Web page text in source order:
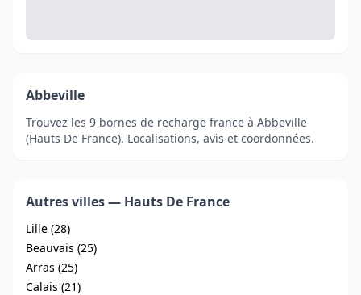
Abbeville
Trouvez les 9 bornes de recharge france à Abbeville
(Hauts De France). Localisations, avis et coordonnées.
Autres villes — Hauts De France
Lille (28)
Beauvais (25)
Arras (25)
Calais (21)